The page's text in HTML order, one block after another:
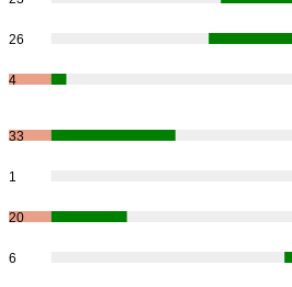
26
4
33
1
20
6